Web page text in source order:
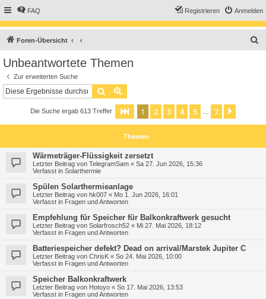
FAQ Anmelden
Registrieren
Foren-Übersicht
Unbeantwortete Themen
Zur erweiterten Suche
Suche
Die Suche ergab 613 Treffer Seite 1von
1 2 3 4 5 7
Themen
Wärmeträger-Flüssigkeit zersetzt
Letzter Beitrag von TelegramSam « Sa 27. Jun 2026, 15:36
Verfasst in Solarthermie
Spülen Solarthermieanlage
Letzter Beitrag von hk007 « Mo 1. Jun 2026, 16:01
Verfasst in Fragen und Antworten
Empfehlung für Speicher für Balkonkraftwerk gesucht
Letzter Beitrag von Solarfrosch52 « Mi 27. Mai 2026, 18:12
Verfasst in Fragen und Antworten
Batteriespeicher defekt? Dead on arrival/Marstek Jupiter C
Letzter Beitrag von ChrisK « So 24. Mai 2026, 10:00
Verfasst in Fragen und Antworten
Speicher Balkonkraftwerk
Letzter Beitrag von Hotoyo « So 17. Mai 2026, 13:53
Verfasst in Fragen und Antworten